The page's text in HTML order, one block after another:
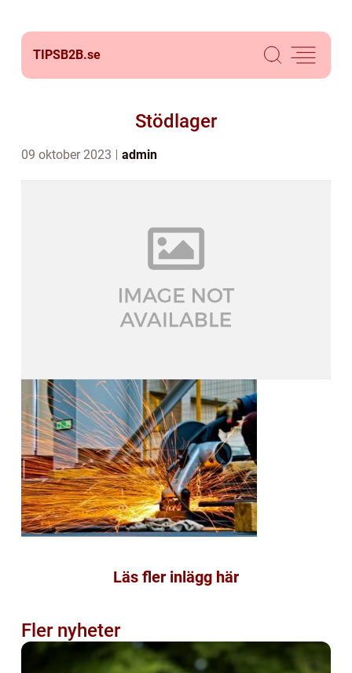
TIPSB2B.se
Stödlager
09 oktober 2023 admin
Läs fler inlägg här
Fler nyheter